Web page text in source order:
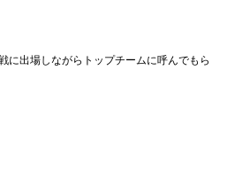
に出場しながらトップチームに呼んでもら